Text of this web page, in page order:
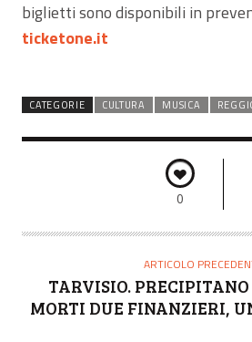
biglietti sono disponibili in
ticketone.it
CATEGORIE CULTURA MUSICA
0
ARTICOLO
TARVISIO.
MORTI DUE FINANZIERI,